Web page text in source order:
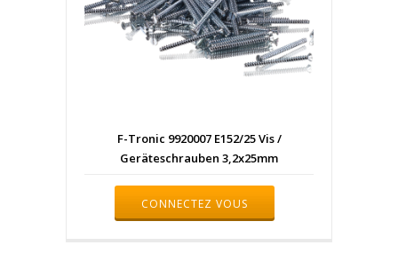
F-Tronic 9920007 E152/25 Vis /
Geräteschrauben 3,2x25mm
CONNECTEZ VOUS